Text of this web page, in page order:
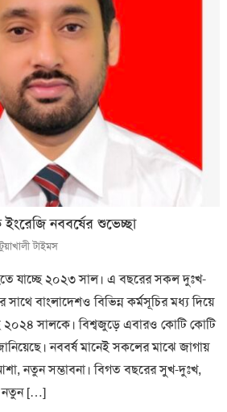
নববর্ষের শুভেচ্ছা
টাইমস
যাচ্ছে ২০২৩ সাল। এ বছরের সকল দুঃখ-
সাথে বাংলাদেশও বিভিন্ন কর্মসূচির মধ্য দিয়ে
সালকে। বিশ্বজুড়ে এবারও কোটি কোটি
নববর্ষ মানেই সকলের মাঝে জাগায়
নতুন সম্ভাবনা। বিগত বছরের সুখ-দুঃখ,
নতুন […]